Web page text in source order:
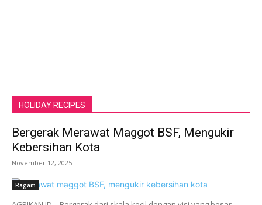
HOLIDAY RECIPES
Bergerak Merawat Maggot BSF, Mengukir
Kebersihan Kota
November 12, 2025
Ragam